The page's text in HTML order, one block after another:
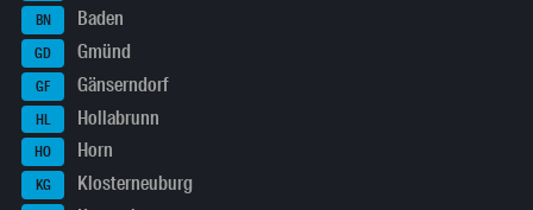
BN Baden
GD Gmünd
GF Gänserndorf
HL Hollabrunn
HO Horn
KG Klosterneuburg